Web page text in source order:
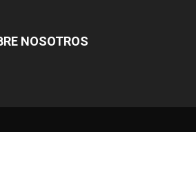
NOSOTROS